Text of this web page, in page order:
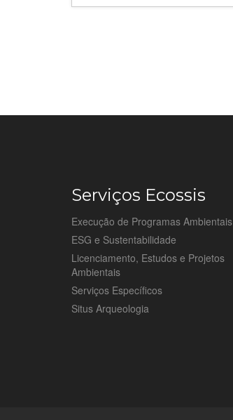
Serviços Ecossis
Execução de Programas Ambientais
ESG e Sustentabilidade
Licenciamento, Estudos e Projetos
Ambientais
Serviços Específicos
Situs Arqueologia